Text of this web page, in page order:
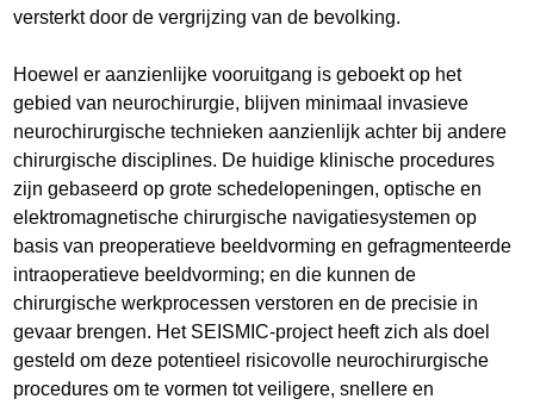
versterkt door de vergrijzing van de bevolking.
Hoewel er aanzienlijke vooruitgang is geboekt op het
gebied van neurochirurgie, blijven minimaal invasieve
neurochirurgische technieken aanzienlijk achter bij andere
chirurgische disciplines. De huidige klinische procedures
zijn gebaseerd op grote schedelopeningen, optische en
elektromagnetische chirurgische navigatiesystemen op
basis van preoperatieve beeldvorming en gefragmenteerde
intraoperatieve beeldvorming; en die kunnen de
chirurgische werkprocessen verstoren en de precisie in
gevaar brengen. Het SEISMIC-project heeft zich als doel
gesteld om deze potentieel risicovolle neurochirurgische
procedures om te vormen tot veiligere, snellere en